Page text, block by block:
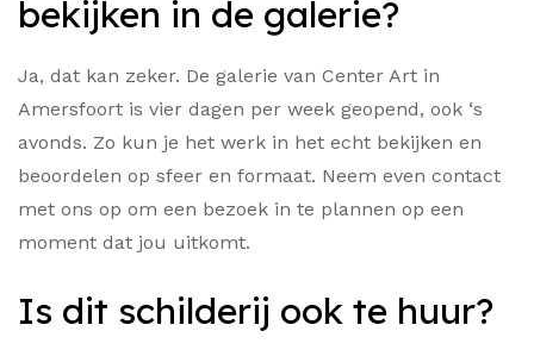
bekijken in de galerie?
Ja, dat kan zeker. De galerie van Center Art in
Amersfoort is vier dagen per week geopend, ook ‘s
avonds. Zo kun je het werk in het echt bekijken en
beoordelen op sfeer en formaat. Neem even contact
met ons op om een bezoek in te plannen op een
moment dat jou uitkomt.
Is dit schilderij ook te huur?